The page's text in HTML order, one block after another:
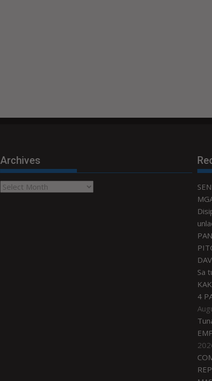
Archives
Archives
Sa
4